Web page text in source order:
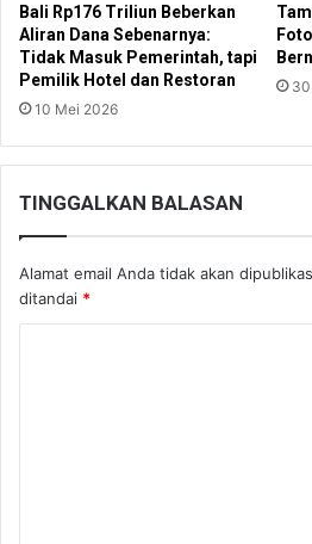
Bali Rp176 Triliun Beberkan
Aliran Dana Sebenarnya:
Tidak Masuk Pemerintah, tapi
Pemilik Hotel dan Restoran
10 Mei 2026
TINGGALKAN BALASAN
Alamat email Anda tidak akan
ditandai *